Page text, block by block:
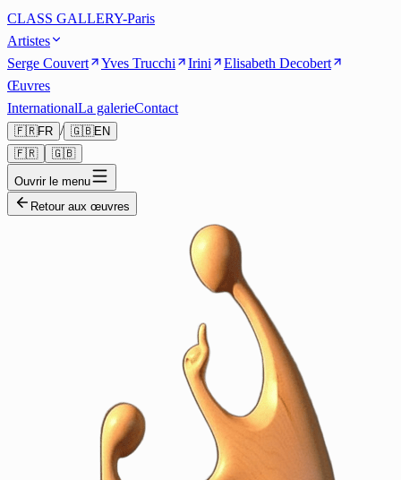
CLASS GALLERY-Paris
Artistes
Serge Couvert
Yves Trucchi Irini
Elisabeth Decobert
Œuvres
InternationalLa galerieContact
🇫🇷FR / 🇬🇧EN
🇫🇷
🇬🇧
Ouvrir le menu
Retour aux œuvres